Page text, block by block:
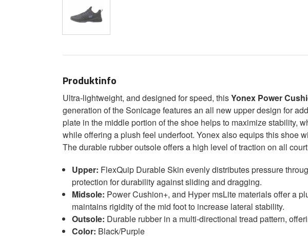
Produktinfo
Ultra-lightweight, and designed for speed, thisYonex Power
generation of the Sonicage features an all new upper design for
plate in the middle portion of the shoe helps to maximize stability,
while offering a plush feel underfoot. Yonex also equips this shoe
The durable rubber outsole offers a high level of traction on all
Upper: FlexQuip Durable Skin evenly distributes pressure
protection for durability against sliding and dragging.
Midsole: Power Cushion+, and Hyper msLite materials offer a
maintains rigidity of the mid foot to increase lateral stability.
Outsole: Durable rubber in a multi-directional tread pattern,
Color: Black/Purple